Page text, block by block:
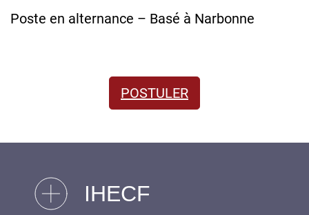
Poste en alternance – Basé à Narbonne
POSTULER
IHECF